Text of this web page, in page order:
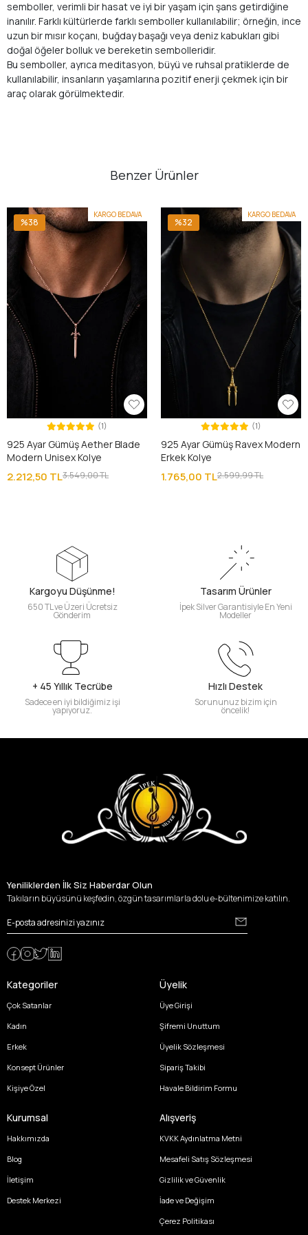
semboller, verimli bir hasat ve iyi bir yaşam için şans getirdiğine
inanılır. Farklı kültürlerde farklı semboller kullanılabilir; örneğin, ince
uzun bir mısır koçanı, buğday başağı veya deniz kabukları gibi
doğal öğeler bolluk ve bereketin sembolleridir.
Bu semboller, ayrıca meditasyon, büyü ve ruhsal pratiklerde de
kullanılabilir, insanların yaşamlarına pozitif enerji çekmek için bir
araç olarak görülmektedir.
Benzer Ürünler
KARGO BEDAVA
%38
(1)
925 Ayar Gümüş Aether Blade
Modern Unisex Kolye
2.212,50 TL3.549,00 TL
KARGO BEDAVA
%32
(1)
925 Ayar Gümüş Ravex Modern
Erkek Kolye
1.765,00 TL2.599,99 TL
Kargoyu Düşünme!
650 TL ve Üzeri Ücretsiz
Gönderim
Tasarım Ürünler
İpek Silver Garantisiyle En Yeni
Modeller
+ 45 Yıllık Tecrübe
Sadece en iyi bildiğimiz işi
yapıyoruz.
Hızlı Destek
Sorununuz bizim için
öncelik!
Yeniliklerden İlk Siz Haberdar Olun
Takıların büyüsünü keşfedin, özgün tasarımlarla dolu e-bültenimize katılın.
Kategoriler
Çok Satanlar
Kadın
Erkek
Konsept Ürünler
Kişiye Özel
Üyelik
Üye Girişi
Şifremi Unuttum
Üyelik Sözleşmesi
Sipariş Takibi
Havale Bildirim Formu
Kurumsal
Hakkımızda
Blog
İletişim
Destek Merkezi
Alışveriş
KVKK Aydınlatma Metni
Mesafeli Satış Sözleşmesi
Gizlilik ve Güvenlik
İade ve Değişim
Çerez Politikası